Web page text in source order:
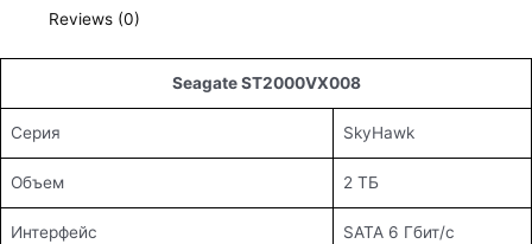
Reviews (0)
Seagate ST2000VX008
Серия SkyHawk
Объем 2 ТБ
Интерфейс SATA 6 Гбит/с